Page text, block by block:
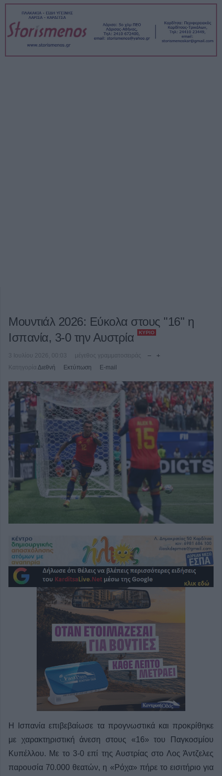
Μουντιάλ 2026: Εύκολα στους "16" η
Ισπανία, 3-0 την Αυστρία
ΚΎΡΙΟ
3 Ιουλίου 2026, 00:03
μέγεθος γραμματοσειράς
Κατηγορία Διεθνή Εκτύπωση E-mail
Η Ισπανία επιβεβαίωσε τα προγνωστικά και προκρίθηκε
με χαρακτηριστική άνεση στους «16» του Παγκοσμίου
Κυπέλλου. Με το 3-0 επί της Αυστρίας στο Λος Άντζελες
παρουσία 70.000 θεατών, η «Ρόχα» πήρε το εισιτήριο για